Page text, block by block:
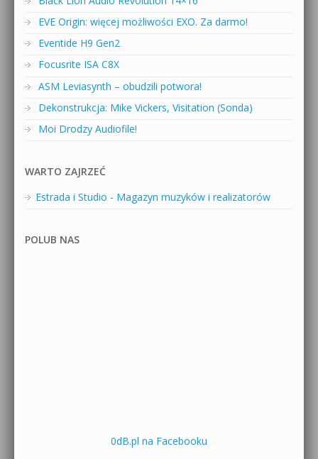
EVE Origin: więcej możliwości EXO. Za darmo!
Eventide H9 Gen2
Focusrite ISA C8X
ASM Leviasynth – obudzili potwora!
Dekonstrukcja: Mike Vickers, Visitation (Sonda)
Moi Drodzy Audiofile!
WARTO ZAJRZEĆ
Estrada i Studio - Magazyn muzyków i realizatorów
POLUB NAS
0dB.pl na Facebooku